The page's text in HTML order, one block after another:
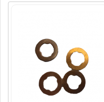
4829 руб.
Щуп Масляный
01182828